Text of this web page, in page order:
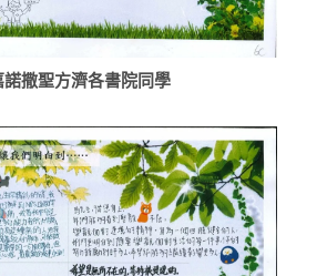
諾撒聖方濟各書院同學